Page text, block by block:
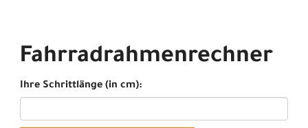
Fahrradrahmenrechner
Ihre Schrittlänge (in cm):